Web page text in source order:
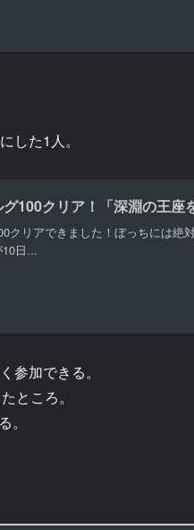
した1人。
100クリア！「深淵の王座
クリアできました！ぼっちには
日...
参加できる。
ところ。